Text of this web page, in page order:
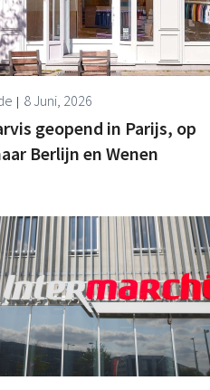
8 Juni, 2026
geopend in Parijs, op
Berlijn en Wenen